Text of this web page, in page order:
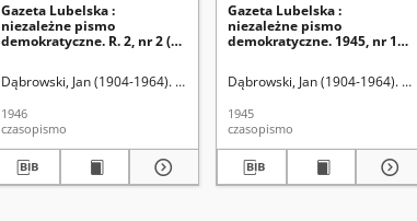
Gazeta Lubelska :
niezależne pismo
demokratyczne. R. 2, nr 2 (2
Dąbrowski, Jan (1904-1964). Red
1946
czasopismo
Gazeta Lubelska :
niezależne pismo
demokratyczne. 1945, nr 145
Dąbrowski, Jan (1904-1964). Red
1945
czasopismo